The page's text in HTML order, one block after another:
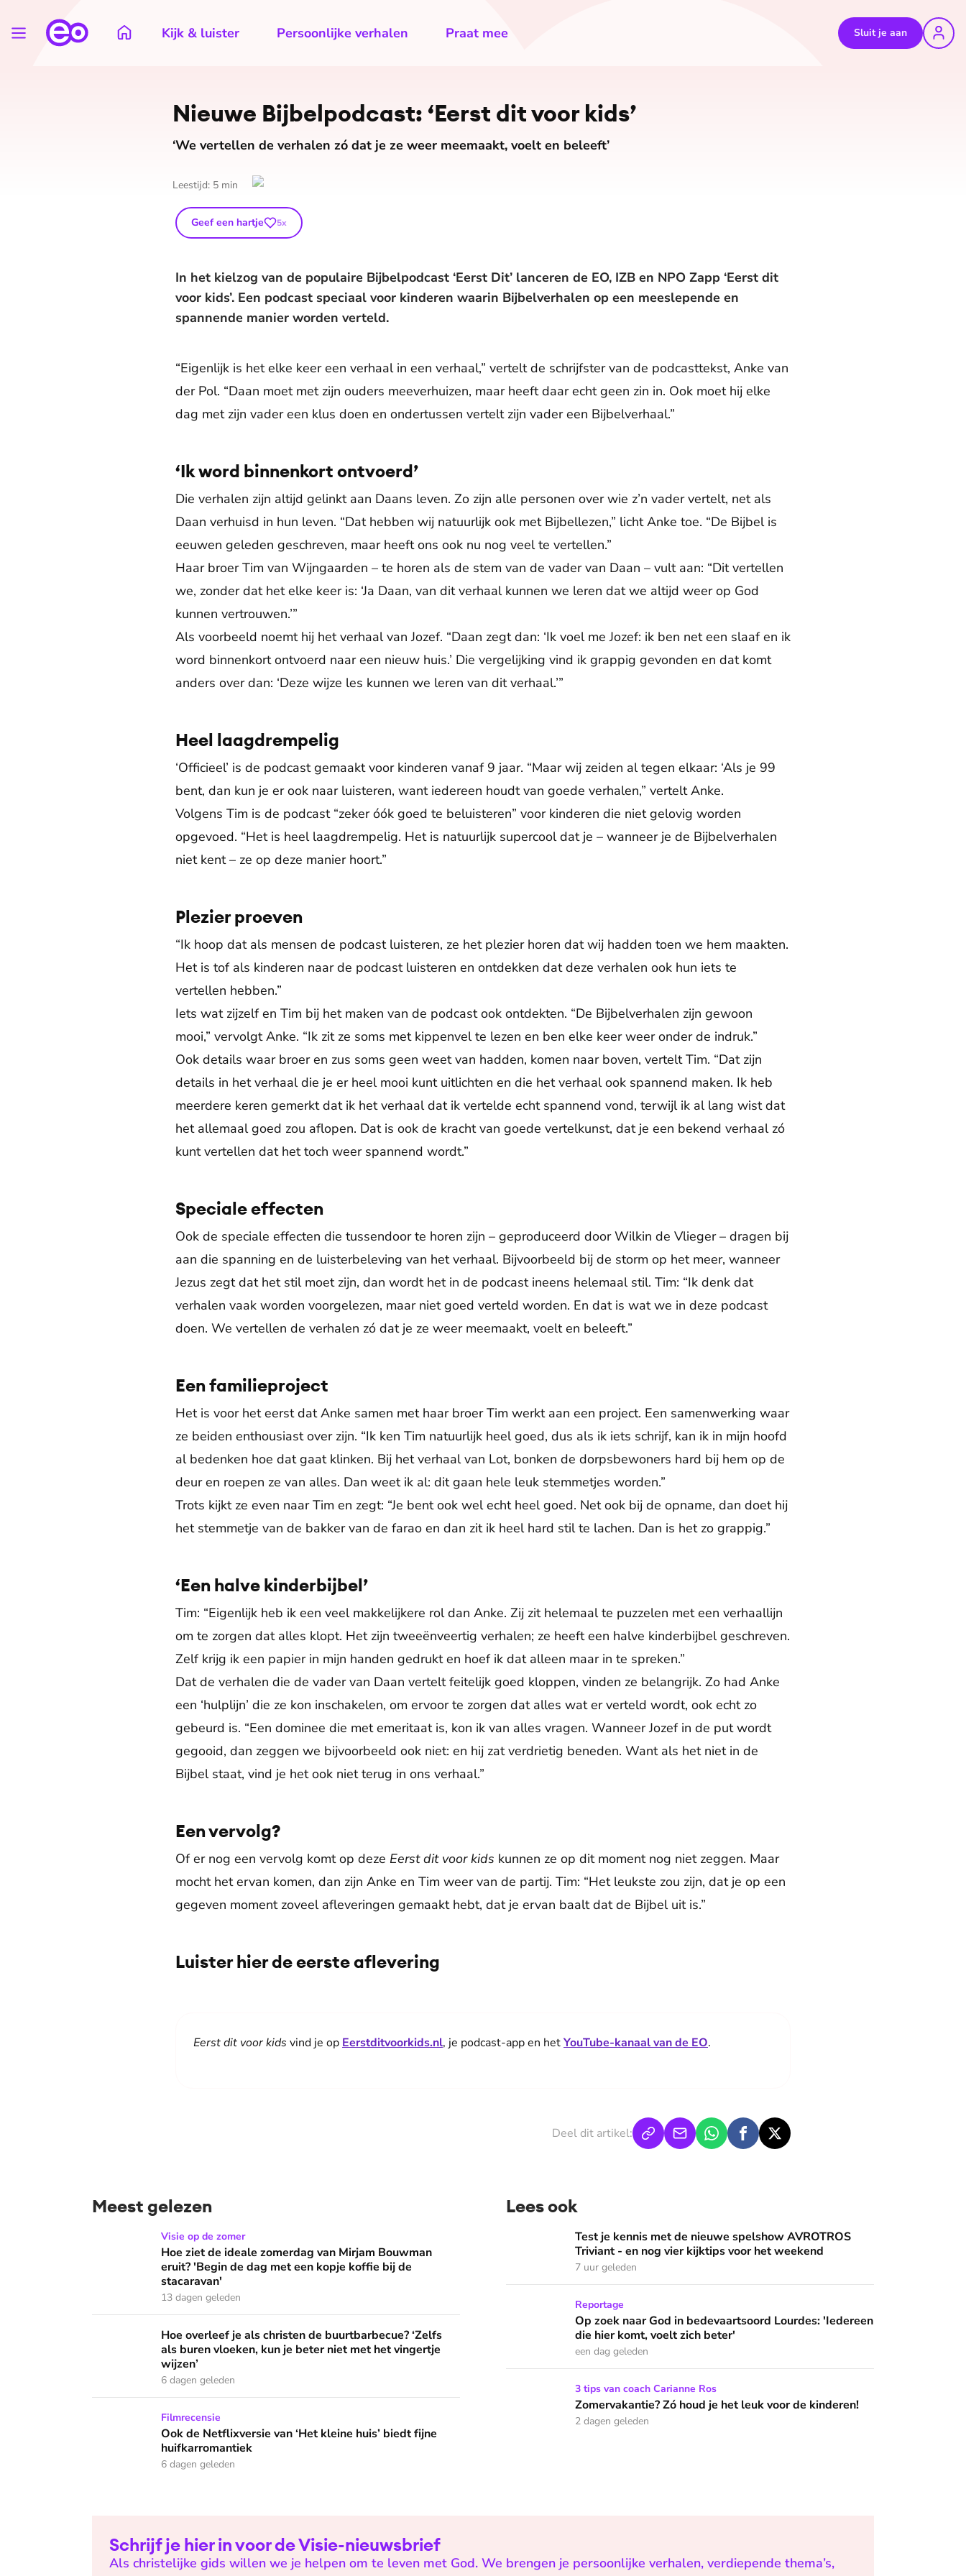
Kijk & luister Persoonlijke verhalen Praat mee Sluit je aan
Nieuwe Bij­bel­pod­cast: ‘Eerst dit voor kids’
‘We vertellen de verhalen zó dat je ze weer meemaakt, voelt en beleeft’
Leestijd: 5 min
Geef een hartje 5x
In het kielzog van de populaire Bijbelpodcast ‘Eerst Dit’ lanceren de EO, IZB en NPO Zapp ‘Eerst dit
voor kids’. Een podcast speciaal voor kinderen waarin Bijbelverhalen op een meeslepende en
spannende manier worden verteld.
“Eigenlijk is het elke keer een verhaal in een verhaal,” vertelt de schrijfster van de podcasttekst, Anke van
der Pol. “Daan moet met zijn ouders meeverhuizen, maar heeft daar echt geen zin in. Ook moet hij elke
dag met zijn vader een klus doen en ondertussen vertelt zijn vader een Bijbelverhaal.”
‘Ik word binnenkort ontvoerd’
Die verhalen zijn altijd gelinkt aan Daans leven. Zo zijn alle personen over wie z’n vader vertelt, net als
Daan verhuisd in hun leven. “Dat hebben wij natuurlijk ook met Bijbellezen,” licht Anke toe. “De Bijbel is
eeuwen geleden geschreven, maar heeft ons ook nu nog veel te vertellen.”
Haar broer Tim van Wijngaarden – te horen als de stem van de vader van Daan – vult aan: “Dit vertellen
we, zonder dat het elke keer is: ‘Ja Daan, van dit verhaal kunnen we leren dat we altijd weer op God
kunnen vertrouwen.’”
Als voorbeeld noemt hij het verhaal van Jozef. “Daan zegt dan: ‘Ik voel me Jozef: ik ben net een slaaf en ik
word binnenkort ontvoerd naar een nieuw huis.’ Die vergelijking vind ik grappig gevonden en dat komt
anders over dan: ‘Deze wijze les kunnen we leren van dit verhaal.’”
Heel laagdrempelig
‘Officieel’ is de podcast gemaakt voor kinderen vanaf 9 jaar. “Maar wij zeiden al tegen elkaar: ‘Als je 99
bent, dan kun je er ook naar luisteren, want iedereen houdt van goede verhalen,” vertelt Anke.
Volgens Tim is de podcast “zeker óók goed te beluisteren” voor kinderen die niet gelovig worden
opgevoed. “Het is heel laagdrempelig. Het is natuurlijk supercool dat je – wanneer je de Bijbelverhalen
niet kent – ze op deze manier hoort.”
Plezier proeven
“Ik hoop dat als mensen de podcast luisteren, ze het plezier horen dat wij hadden toen we hem maakten.
Het is tof als kinderen naar de podcast luisteren en ontdekken dat deze verhalen ook hun iets te
vertellen hebben.”
Iets wat zijzelf en Tim bij het maken van de podcast ook ontdekten. “De Bijbelverhalen zijn gewoon
mooi,” vervolgt Anke. “Ik zit ze soms met kippenvel te lezen en ben elke keer weer onder de indruk.”
Ook details waar broer en zus soms geen weet van hadden, komen naar boven, vertelt Tim. “Dat zijn
details in het verhaal die je er heel mooi kunt uitlichten en die het verhaal ook spannend maken. Ik heb
meerdere keren gemerkt dat ik het verhaal dat ik vertelde echt spannend vond, terwijl ik al lang wist dat
het allemaal goed zou aflopen. Dat is ook de kracht van goede vertelkunst, dat je een bekend verhaal zó
kunt vertellen dat het toch weer spannend wordt.”
Speciale effecten
Ook de speciale effecten die tussendoor te horen zijn – geproduceerd door Wilkin de Vlieger – dragen bij
aan die spanning en de luisterbeleving van het verhaal. Bijvoorbeeld bij de storm op het meer, wanneer
Jezus zegt dat het stil moet zijn, dan wordt het in de podcast ineens helemaal stil. Tim: “Ik denk dat
verhalen vaak worden voorgelezen, maar niet goed verteld worden. En dat is wat we in deze podcast
doen. We vertellen de verhalen zó dat je ze weer meemaakt, voelt en beleeft.”
Een familieproject
Het is voor het eerst dat Anke samen met haar broer Tim werkt aan een project. Een samenwerking waar
ze beiden enthousiast over zijn. “Ik ken Tim natuurlijk heel goed, dus als ik iets schrijf, kan ik in mijn hoofd
al bedenken hoe dat gaat klinken. Bij het verhaal van Lot, bonken de dorpsbewoners hard bij hem op de
deur en roepen ze van alles. Dan weet ik al: dit gaan hele leuk stemmetjes worden.”
Trots kijkt ze even naar Tim en zegt: “Je bent ook wel echt heel goed. Net ook bij de opname, dan doet hij
het stemmetje van de bakker van de farao en dan zit ik heel hard stil te lachen. Dan is het zo grappig.”
‘Een halve kinderbijbel’
Tim: “Eigenlijk heb ik een veel makkelijkere rol dan Anke. Zij zit helemaal te puzzelen met een verhaallijn
om te zorgen dat alles klopt. Het zijn tweeënveertig verhalen; ze heeft een halve kinderbijbel geschreven.
Zelf krijg ik een papier in mijn handen gedrukt en hoef ik dat alleen maar in te spreken.”
Dat de verhalen die de vader van Daan vertelt feitelijk goed kloppen, vinden ze belangrijk. Zo had Anke
een ‘hulplijn’ die ze kon inschakelen, om ervoor te zorgen dat alles wat er verteld wordt, ook echt zo
gebeurd is. “Een dominee die met emeritaat is, kon ik van alles vragen. Wanneer Jozef in de put wordt
gegooid, dan zeggen we bijvoorbeeld ook niet: en hij zat verdrietig beneden. Want als het niet in de
Bijbel staat, vind je het ook niet terug in ons verhaal.”
Een vervolg?
Of er nog een vervolg komt op deze Eerst dit voor kids kunnen ze op dit moment nog niet zeggen. Maar
mocht het ervan komen, dan zijn Anke en Tim weer van de partij. Tim: “Het leukste zou zijn, dat je op een
gegeven moment zoveel afleveringen gemaakt hebt, dat je ervan baalt dat de Bijbel uit is.”
Luister hier de eerste afleveringDe weergave van deze video vereist jouw toestemming voor
social media cookies.
Eerst dit voor kids vind je op Eerstditvoorkids.nl, je podcast-app en hetYouTube-kanaal van de EO.
Deel dit artikel:
Meest gelezen
Hoe ziet de ideale zomerdag van Mirjam Bouwman eruit? 'Begin de dag met een kopje koffie bij de stacaravan'
Visie op de zomer
Hoe ziet de ideale zomerdag van Mirjam Bouwman
eruit? 'Begin de dag met een kopje koffie bij de
stacaravan'
13 dagen geleden
Hoe overleef je als christen de buurtbarbecue? ‘Zelfs als buren vloeken, kun je beter niet met het vingertje wijzen’
Hoe overleef je als christen de buurtbarbecue? ‘Zelfs
als buren vloeken, kun je beter niet met het vingertje
wijzen’
6 dagen geleden
Ook de Netflixversie van ‘Het kleine huis’ biedt fijne huifkarromantiek
Filmrecensie
Ook de Netflixversie van ‘Het kleine huis’ biedt fijne
huifkarromantiek
6 dagen geleden
Lees ook
Test je kennis met de nieuwe spelshow AVROTROS Triviant - en nog vier kijktips voor
Test je kennis met de nieuwe spelshow AVROTROS
Triviant - en nog vier kijktips voor het weekend
7 uur geleden
Op zoek naar God in bedevaartsoord Lourdes: 'Iedereen die hier komt, voelt zich beter'
Reportage
Op zoek naar God in bedevaartsoord Lourdes: 'Iedereen
die hier komt, voelt zich beter'
een dag geleden
Zomervakantie? Zó houd je het leuk voor de kinderen!
3 tips van coach Carianne Ros
Zomervakantie? Zó houd je het leuk voor de kinderen!
2 dagen geleden
Schrijf je hier in voor de Visie-nieuwsbrief
Als christelijke gids willen we je helpen om te leven met God. We brengen je persoonlijke verhalen, verdiepende thema’s,